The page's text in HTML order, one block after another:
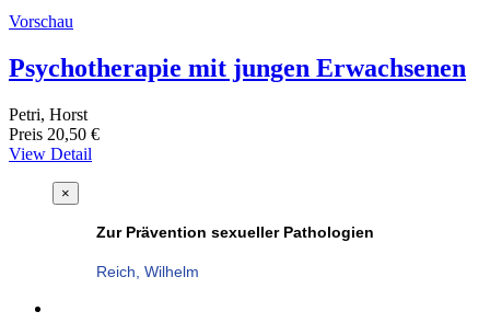
Vorschau
Psychotherapie mit jungen Erwachsenen
Petri, Horst
Preis 20,50 €
View Detail
×
Zur Prävention sexueller Pathologien
Reich, Wilhelm